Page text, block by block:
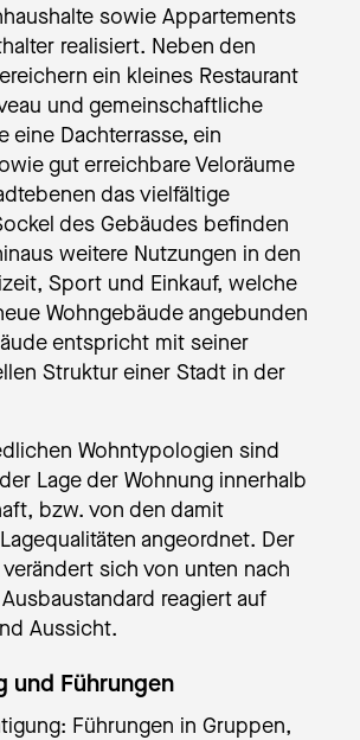
sowie Appartements
realisiert. Neben den
ein kleines Restaurant
und gemeinschaftliche
eine Dachterrasse, ein
gut erreichbare Veloräume
das vielfältige
des Gebäudes befinden
weitere Nutzungen in den
Sport und Einkauf, welche
Wohngebäude angebunden
entspricht mit seiner
Struktur einer Stadt in der
Wohntypologien sind
Lage der Wohnung innerhalb
bzw. von den damit
angeordnet. Der
sich von unten nach
reagiert auf
Aussicht.
und Führungen
Führungen in Gruppen,